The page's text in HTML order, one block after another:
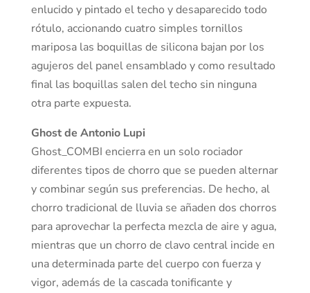
enlucido y pintado el techo y desaparecido todo
rótulo, accionando cuatro simples tornillos
mariposa las boquillas de silicona bajan por los
agujeros del panel ensamblado y como resultado
final las boquillas salen del techo sin ninguna
otra parte expuesta.
Ghost de Antonio Lupi
Ghost_COMBI encierra en un solo rociador
diferentes tipos de chorro que se pueden alternar
y combinar según sus preferencias. De hecho, al
chorro tradicional de lluvia se añaden dos chorros
para aprovechar la perfecta mezcla de aire y agua,
mientras que un chorro de clavo central incide en
una determinada parte del cuerpo con fuerza y ​​
vigor, además de la cascada tonificante y